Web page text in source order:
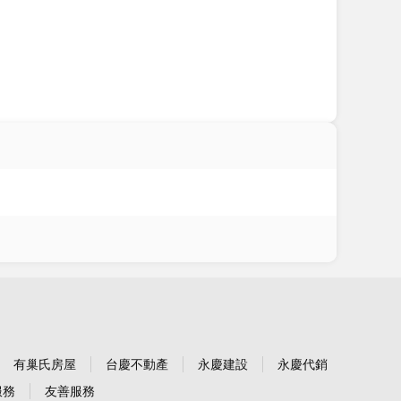
有巢氏房屋 台慶不動產 永慶建設
永慶代銷
友善服務